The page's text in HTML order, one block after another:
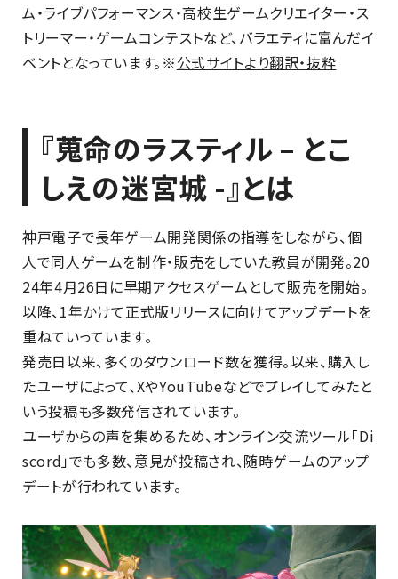
ム・ライブパフォーマンス・高校生ゲームクリエイター・ス
トリーマー・ゲームコンテストなど、バラエティに富んだイ
ベントとなっています。※公式サイトより翻訳・抜粋
『蒐命のラスティル – とこ
しえの迷宮城 -』とは
神戸電子で長年ゲーム開発関係の指導をしながら、個
人で同人ゲームを制作・販売をしていた教員が開発。20
24年4月26日に早期アクセスゲームとして販売を開始。
以降、1年かけて正式版リリースに向けてアップデートを
重ねていっています。
発売日以来、多くのダウンロード数を獲得。以来、購入し
たユーザによって、XやYouTubeなどでプレイしてみたと
いう投稿も多数発信されています。
ユーザからの声を集めるため、オンライン交流ツール「Di
scord」でも多数、意見が投稿され、随時ゲームのアップ
デートが行われています。